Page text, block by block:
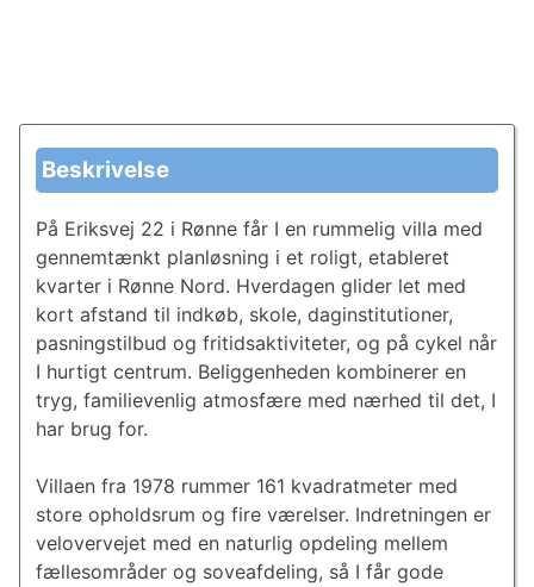
Beskrivelse
På Eriksvej 22 i Rønne får I en rummelig villa med
gennemtænkt planløsning i et roligt, etableret
kvarter i Rønne Nord. Hverdagen glider let med
kort afstand til indkøb, skole, daginstitutioner,
pasningstilbud og fritidsaktiviteter, og på cykel når
I hurtigt centrum. Beliggenheden kombinerer en
tryg, familievenlig atmosfære med nærhed til det, I
har brug for.
Villaen fra 1978 rummer 161 kvadratmeter med
store opholdsrum og fire værelser. Indretningen er
velovervejet med en naturlig opdeling mellem
fællesområder og soveafdeling, så I får gode